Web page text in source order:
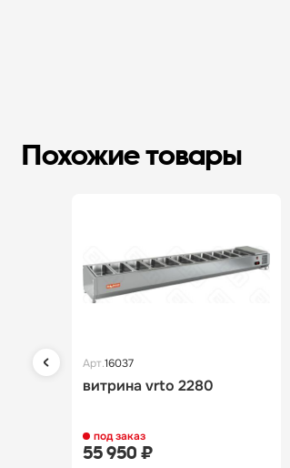
Похожие товары
Арт.16037
витрина vrto 2280
под заказ
55 950 ₽